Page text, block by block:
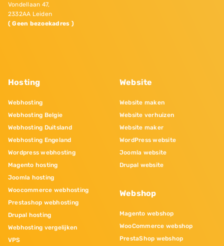
Vondellaan 47,
2332AA Leiden
( Geen bezoekadres )
Hosting
Webhosting
Webhosting Belgie
Webhosting Duitsland
Webhosting Engeland
Wordpress webhosting
Magento hosting
Joomla hosting
Woocommerce webhosting
Prestashop webhosting
Drupal hosting
Webhosting vergelijken
VPS
Website
Website maken
Website verhuizen
Website maker
WordPress website
Joomla website
Drupal website
Webshop
Magento webshop
WooCommerce webshop
PrestaShop webshop